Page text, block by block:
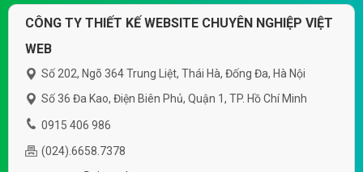
CÔNG TY THIẾT KẾ WEBSITE CHUYÊN NGHIỆP VIỆT
WEB
Số 202, Ngõ 364 Trung Liệt, Thái Hà, Đống Đa, Hà Nội
Số 36 Đa Kao, Điện Biên Phủ, Quận 1, TP. Hồ Chí Minh
0915 406 986
(024).6658.7378